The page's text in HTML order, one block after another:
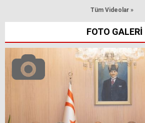
Tüm Videolar »
FOTO GALERİ